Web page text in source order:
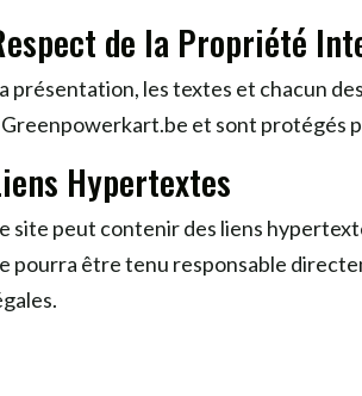
de la Propriété
présentation, les textes et chacun
Greenpowerkart.be et sont protégés
Hypertextes
site peut contenir des liens
pourra être tenu responsable